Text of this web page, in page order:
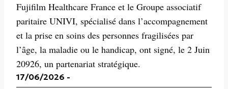
Fujifilm Healthcare France et le Groupe associatif
paritaire UNIVI, spécialisé dans l’accompagnement
et la prise en soins des personnes fragilisées par
l’âge, la maladie ou le handicap, ont signé, le 2 Juin
20926, un partenariat stratégique.
17/06/2026 -